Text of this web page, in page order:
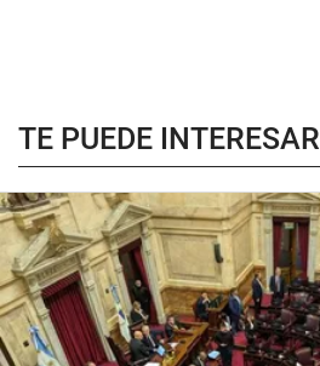
TE PUEDE INTERESAR